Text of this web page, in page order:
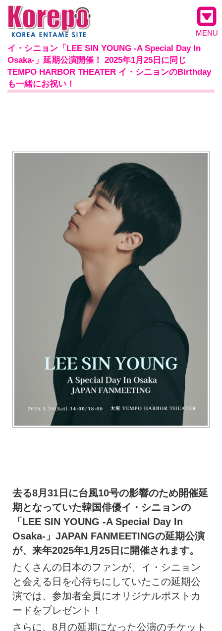
MENU
イ・シニョン「LEE SIN YOUNG -A Special Day In
Osaka-」延期公演開催！ 2025年1月25日に同じ
TEMPO HARBOR THEATER イ・シニョンのBirthday
も一緒にお祝い！
去る8月31日に台風10号の影響のため開催延
期となっていた韓国俳優イ・シニョンの
「LEE SIN YOUNG -A Special Day In
Osaka-」JAPAN FANMEETINGの延期公演
が、来年2025年1月25日に開催されます。
たくさんの日本のファンが、イ・シニョン
と会える日を心待ちにしていたこの延期公
演では、参加者全員にオリジナルポストカ
ードをプレゼント！
さらに、8月の延期になった公演のチケット